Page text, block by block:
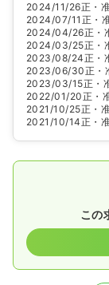
2024/11/26正・
2024/07/11 正・
2024/04/26正・
2024/03/25正・
2023/08/24正・
2023/06/30正・
2023/03/15正・
2022/01/20正・
2021/10/25正・
2021/10/14正・
この